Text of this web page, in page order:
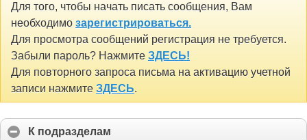
Для того, чтобы начать писать сообщения, Вам
необходимо зарегистрироваться.
Для просмотра сообщений регистрация не требуется.
Забыли пароль? Нажмите ЗДЕСЬ!
Для повторного запроса письма на активацию учетной
записи нажмите ЗДЕСЬ.
К подразделам